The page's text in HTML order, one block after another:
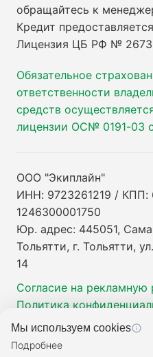
обращайтесь к
Кредит
Лицензия ЦБ РФ № 2673
Обязательное
ответственности
средств
лицензии ОС№ 0191-03
ООО "Экиплайн"
ИНН: 9723261219 / КПП:
1246300001750
Юр. адрес: 445051,
Тольятти, г. Тольятти,
14
Согласие на рекламную
Политика
Мы используем cookies
Подробнее